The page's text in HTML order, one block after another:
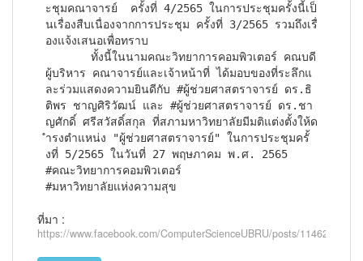
ะชุมคณาจารย์  ครั้งที่ 4/2565 ในการประชุมครั้งนี้เป็
นเรื่องสืบเนื่องจากการประชุม ครั้งที่ 3/2565 รวมถึงเรื่
องแจ้งเสนอเพื่อทราบ
ผู้บริหาร คณาจารย์และเจ้าหน้าที่ ได้มอบของที่ระลึกแ
ละร่วมแสดงความยินดีกับ #ผู้ช่วยศาสตราจารย์ ดร.ธิ
ติพร ชาญศิริวัฒน์ และ #ผู้ช่วยศาสตราจารย์ ดร.ชา
ญศักดิ์ ศรีสวัสดิ์สกุล ที่สภามหาวิทยาลัยมีมติแต่งตั้งให้ด
ำรงตำแหน่ง "ผู้ช่วยศาสตราจารย์" ในการประชุมครั้
งที่ 5/2565 ในวันที่ 27 พฤษภาคม พ.ศ. 2565
#คณะวิทยาการคอมพิวเตอร์
#มหาวิทยาลัยแห่งความสุข
ที่มา :
https://www.facebook.com/ComputerScienceUBRU/posts/